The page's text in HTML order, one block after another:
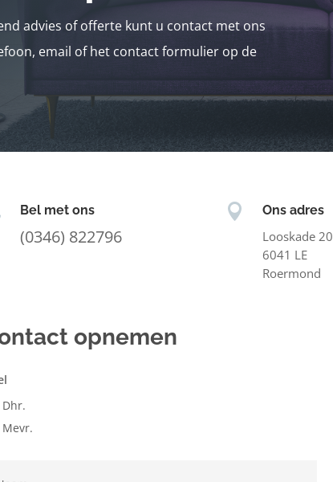
advies of offerte kunt u contact met ons
email of het contact formulier op de
Bel met ons
(0346) 822796
 Ons adres
Looskade 20
6041 LE
Roermond
opnemen
Dhr.
Mevr.